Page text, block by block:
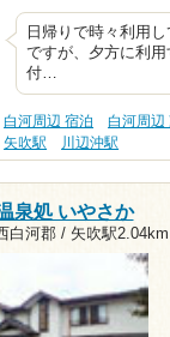
日帰りで時々利用
ですが、夕方に利
付…
白河周辺 宿泊 白河周辺
矢吹駅
川辺沖駅
泉処 いやさか
白河郡 / 矢吹駅2.04km